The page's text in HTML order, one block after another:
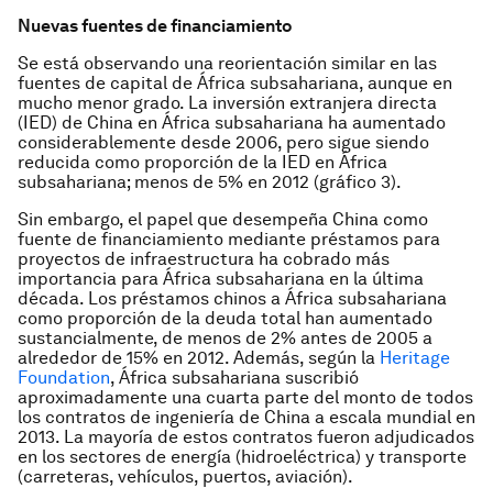
Nuevas fuentes de financiamiento
Se está observando una reorientación similar en las
fuentes de capital de África subsahariana, aunque en
mucho menor grado. La inversión extranjera directa
(IED) de China en África subsahariana ha aumentado
considerablemente desde 2006, pero sigue siendo
reducida como proporción de la IED en África
subsahariana; menos de 5% en 2012 (gráfico 3).
Sin embargo, el papel que desempeña China como
fuente de financiamiento mediante préstamos para
proyectos de infraestructura ha cobrado más
importancia para África subsahariana en la última
década. Los préstamos chinos a África subsahariana
como proporción de la deuda total han aumentado
sustancialmente, de menos de 2% antes de 2005 a
alrededor de 15% en 2012. Además, según la Heritage
Foundation, África subsahariana suscribió
aproximadamente una cuarta parte del monto de todos
los contratos de ingeniería de China a escala mundial en
2013. La mayoría de estos contratos fueron adjudicados
en los sectores de energía (hidroeléctrica) y transporte
(carreteras, vehículos, puertos, aviación).